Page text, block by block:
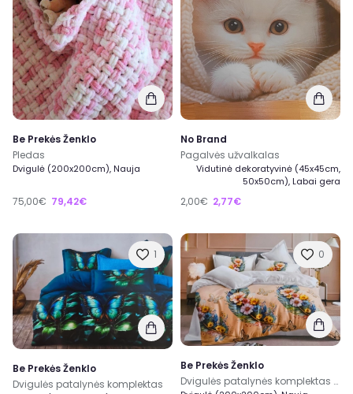
Be Prekės Ženklo
Pledas
Dvigulė (200x200cm), Nauja
75,00€ 79,42€
No Brand
Pagalvės užvalkalas
Vidutinė dekoratyvinė (45x45cm,
50x50cm), Labai gera
2,00€ 2,77€
1
Be Prekės Ženklo
Dvigulės patalynės komplektas
0
Be Prekės Ženklo
Dvigulės patalynės komplektas 220×200